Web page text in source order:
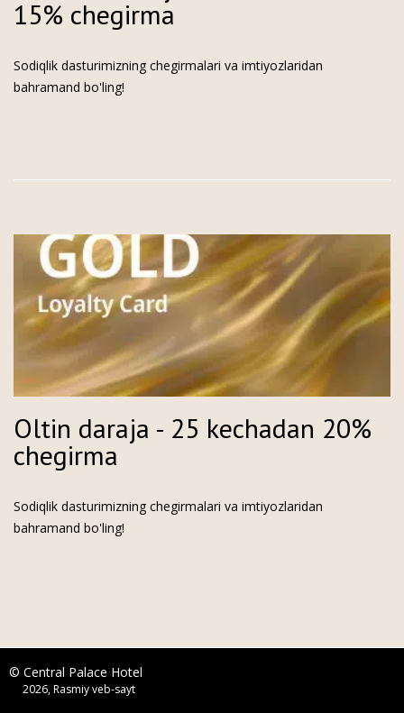
15% chegirma
Sodiqlik dasturimizning chegirmalari va imtiyozlaridan
bahramand bo'ling!
Oltin daraja - 25 kechadan 20%
chegirma
Sodiqlik dasturimizning chegirmalari va imtiyozlaridan
bahramand bo'ling!
© Central Palace Hotel
2026, Rasmiy veb-sayt